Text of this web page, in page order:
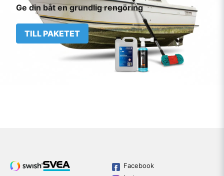
Ge din båt en grundlig rengöring
TILL PAKETET
Facebook